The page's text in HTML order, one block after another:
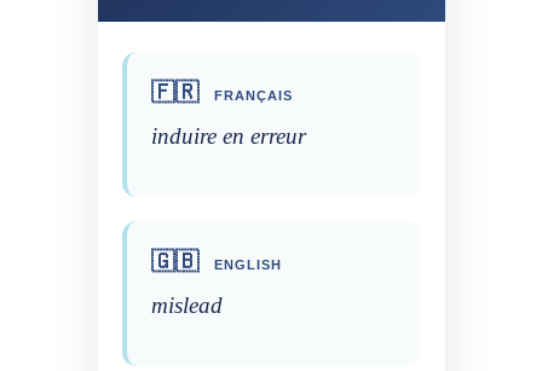
🇫🇷 FRANÇAIS
induire en erreur
🇬🇧 ENGLISH
mislead